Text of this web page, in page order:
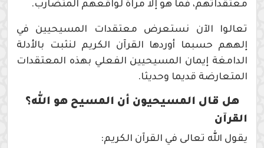
معتقداتهم، فما هو إلا مرآة لواقعهم المتضارب.
تعالوا الآن نستعرض معتقدات المسيحيين في
إلههم حسبما أوردها القرآن الكريم لنثبت بالأدلة
الدامغة إيمان المسيحيين الفعلي بهذه المعتقدات
المتعارضة قديما وحديثا.
هل قال المسيحيون أن المسيح هو الله؟
القرآن
يقول الله تعالى في القرآن الكريم: